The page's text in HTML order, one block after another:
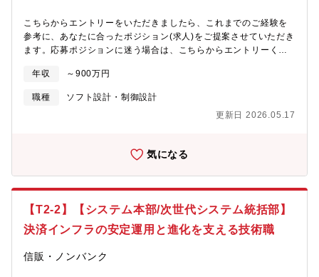
籍しています。・ITインフラストラクチャデザインチーム・サー
ビスデリバリチーム・情報セキュリティチーム今回募集する部署
は「ITインフラストラクチャ・情報セキュリティグループ サー
ステムインフラ運用業務全般①グループ会社全体のインフラ環境
の保守・運用・継続的改善③グループ会社全体の資産・契約・管
理の継続的改善④PC利用者向け教育・ヘルプデスク運用⑤上記に
話などが絶えないコミュニケーションが活発な職場です。【担当
わるベンダーコントロール業務■一日の業務イメージ 8:45 出勤
9:00 担当システムの正常性確認10:00 タスク確認及びPoCな
どTodoの実行12:00 昼休憩13:00 タスク結果のドキュメント
化、必要関係者とのコミュニケーション15:00 業者打ち合わせ
こちらからエントリーをいただきましたら、これまでのご経験を
参考に、あなたに合ったポジション(求人)をご提案させていただき
ます。応募ポジションに迷う場合は、こちらからエントリーくだ
ーオートメーション）、医療機器、環境製品（パワコン等）、自
動車関連機器の要件定義、基本設計、詳細設計、コーディング、
プログラミング、テスト等などをご担当いただく予定です。※ご
経験及びご希望にあわせて担当業務を決定いたします。■具体的に
ズム開発・電装品マイコン組込ソフトの開発・健康管理システム
バイルコンテンツの開発・スマホアプリ開発・エンターテイメン
加における組込開発・デジタルカメラの画質設計に伴う評価・検
証業務・AIセンシングプラットフォーム開発 など※上記のプロ
に応じた開発に挑んで下さい。■募集背景2023年4月3日、同社の
年収 ～900万円
職種
ソフト設計・制御設計
更新日 2026.05.17
気になる
【T2-2】【システム本部/次世代システム統括部】
決済インフラの安定運用と進化を支える技術職
信販・ノンバンク